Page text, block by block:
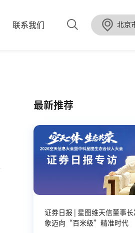
联系我们 北京
最新推荐
证券日报 | 星图维天信董事
象迈向“百米级”精准时代